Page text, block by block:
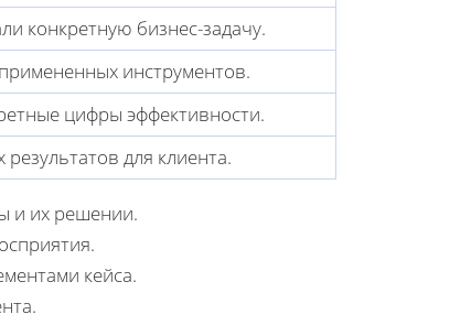
конкретную бизнес-задачу.
инструментов.
цифры эффективности.
для клиента.
и их решении.
кейса.